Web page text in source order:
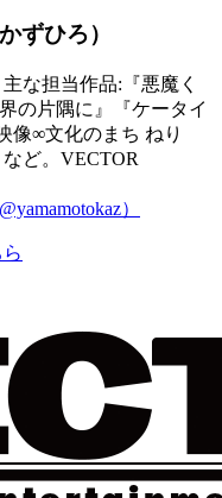
ずひろ）
な担当作品:『悪魔く
の片隅に』『ケータイ
像∞文化のまち ねり
ど。VECTOR
）